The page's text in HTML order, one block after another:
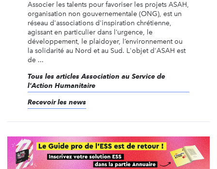
Associer les talents pour favoriser les projets ASAH,
organisation non gouvernementale (ONG), est un
réseau d'associations d'inspiration chrétienne,
agissant en particulier dans l’urgence, le
développement, le plaidoyer, l’environnement ou
la solidarité au Nord et au Sud. L'objet d'ASAH est
de ...
Tous les articles Association au Service de
l'Action Humanitaire
Recevoir les news